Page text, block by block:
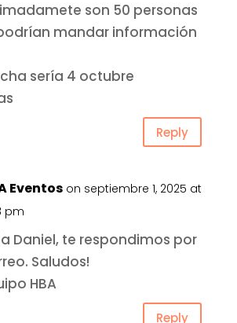
son 50 personas
mandar información
sería 4 octubre
Reply
Eventos on septiembre 1, 2025 at
pm
Daniel, te respondimos por
Saludos!
HBA
Reply